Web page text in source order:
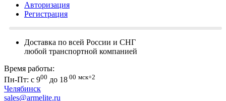
Авторизация
Регистрация
Доставка по всей России и СНГ
любой транспортной компанией
Время работы:
Пн-Пт: с 900 до 18 00 мск+2
Челябинск
sales@armelite.ru